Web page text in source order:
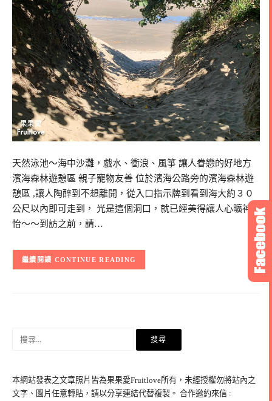
天然泳池～海中沙灘，戲水、衝浪、風箏 讓人眷戀的好地方
濱海森林遊憩區 親子寵物友善 位於濱海公路旁的濱海森林遊
憩區 ,讓人陶醉到不想離開，從入口指示牌到看到海大約３０
公尺以內即可走到， 光是這個洞口，就已經美得讓人心曠神
怡～～到訪之前，請…
CONTINUE READING
字:
本網站發表之文章照片皆為果果愛Fruitlove所有，未經授權勿將站內之
文字、圖片任意轉貼，請以分享連結代替複製。 合作邀約來信 :